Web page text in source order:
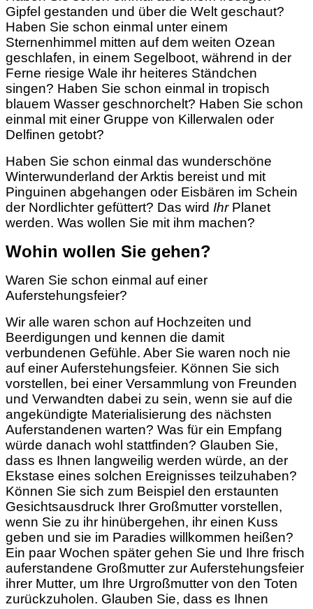
Gipfel gestanden und über die Welt geschaut?
Haben Sie schon einmal unter einem
Sternenhimmel mitten auf dem weiten Ozean
geschlafen, in einem Segelboot, während in der
Ferne riesige Wale ihr heiteres Ständchen
singen? Haben Sie schon einmal in tropisch
blauem Wasser geschnorchelt? Haben Sie schon
einmal mit einer Gruppe von Killerwalen oder
Delfinen getobt?
Haben Sie schon einmal das wunderschöne
Winterwunderland der Arktis bereist und mit
Pinguinen abgehangen oder Eisbären im Schein
der Nordlichter gefüttert? Das wird Ihr Planet
werden. Was wollen Sie mit ihm machen?
Wohin wollen Sie gehen?
Waren Sie schon einmal auf einer
Auferstehungsfeier?
Wir alle waren schon auf Hochzeiten und
Beerdigungen und kennen die damit
verbundenen Gefühle. Aber Sie waren noch nie
auf einer Auferstehungsfeier. Können Sie sich
vorstellen, bei einer Versammlung von Freunden
und Verwandten dabei zu sein, wenn sie auf die
angekündigte Materialisierung des nächsten
Auferstandenen warten? Was für ein Empfang
würde danach wohl stattfinden? Glauben Sie,
dass es Ihnen langweilig werden würde, an der
Ekstase eines solchen Ereignisses teilzuhaben?
Können Sie sich zum Beispiel den erstaunten
Gesichtsausdruck Ihrer Großmutter vorstellen,
wenn Sie zu ihr hinübergehen, ihr einen Kuss
geben und sie im Paradies willkommen heißen?
Ein paar Wochen später gehen Sie und Ihre frisch
auferstandene Großmutter zur Auferstehungsfeier
ihrer Mutter, um Ihre Urgroßmutter von den Toten
zurückzuholen. Glauben Sie, dass es Ihnen